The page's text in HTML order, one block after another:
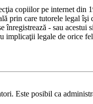
copiilor pe internet din
prin care tutorele legal
- sau
legale de orice
Este posibil ca